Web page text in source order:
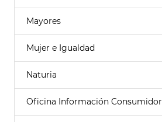
Mayores
Mujer e Igualdad
Naturia
Oficina Información Consumidor